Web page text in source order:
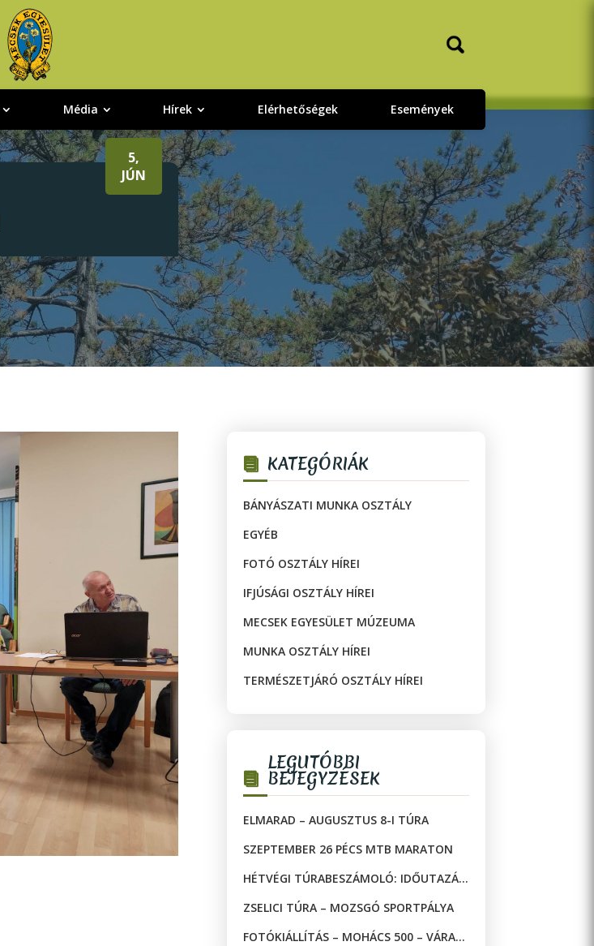
Média Hírek Elérhetőségek Események
5,
JÚN
KATEGÓRIÁK
BÁNYÁSZATI MUNKA OSZTÁLY
EGYÉB
FOTÓ OSZTÁLY HÍREI
IFJÚSÁGI OSZTÁLY HÍREI
MECSEK EGYESÜLET MÚZEUMA
MUNKA OSZTÁLY HÍREI
TERMÉSZETJÁRÓ OSZTÁLY HÍREI
LEGUTÓBBI
BEJEGYZÉSEK
ELMARAD – AUGUSZTUS 8-I TÚRA
SZEPTEMBER 26 PÉCS MTB MARATON
HÉTVÉGI TÚRABESZÁMOLÓ: IDŐUTAZÁS
ZSELICI TÚRA – MOZSGÓ SPORTPÁLYA
FOTÓKIÁLLÍTÁS – MOHÁCS 500 – VÁRAK